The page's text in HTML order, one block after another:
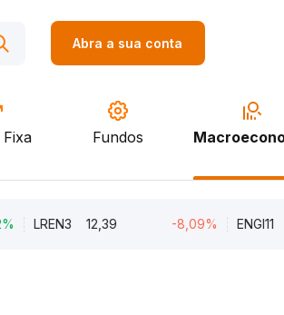
Abra a sua conta
Fixa Fundos
LREN3 12,39 -8,09% ENGI11